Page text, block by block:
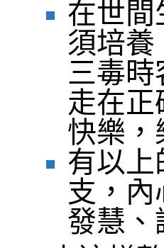
在世間
須培養
三毒時
走在正
快樂，
有以上
支，
發慧、